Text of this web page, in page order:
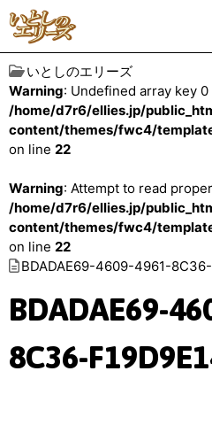
いとしのエリーズ
Warning: Undefined array key 0
/home/d7r6/ellies.jp/
content/themes/fwc4/
on line 22
Warning: Attempt to read
/home/d7r6/ellies.jp/
content/themes/fwc4/
on line 22
BDADAE69-4609-4961-
BDADAE69-
8C36-